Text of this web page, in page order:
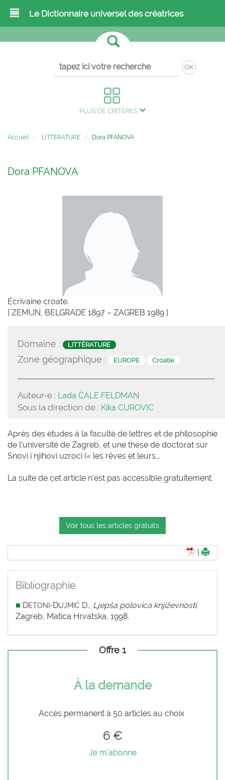
Le Dictionnaire universel des créatrices
OK
PLUS DE CRITÈRES
Accueil LITTÉRATURE Dora PFANOVA
Dora PFANOVA
Écrivaine croate.
[ ZEMUN, BELGRADE 1897 – ZAGREB 1989 ]
Domaine : LITTÉRATURE
Zone géographique : EUROPE Croatie
Auteur-e : Lada ČALE FELDMAN
Sous la direction de : Kika CUROVIC
Après des études à la faculté de lettres et de philosophie
de l’université de Zagreb, et une thèse de doctorat sur
Snovi i njihovi uzroci (« les rêves et leurs...
La suite de cet article n'est pas accessible gratuitement.
Voir tous les articles gratuits
Bibliographie
■ DETONI-DUJMIĆ D., Ljepša polovica književnosti,
Zagreb, Matica Hrvatska, 1998.
Offre 1
À la demande
Accès permanent à 50 articles au choix
6 €
Je m'abonne